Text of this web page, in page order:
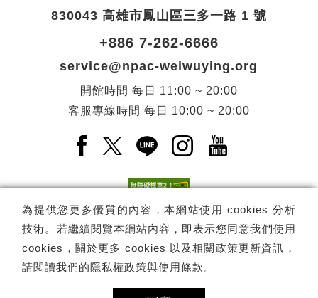
為提供您更多優質的內容，本網站使用 cookies 分析
技術。若繼續閱覽本網站內容，即表示您同意我們使用
cookies，關於更多 cookies 以及相關政策更新資訊，
請閱讀我們的隱私權政策與使用條款 。
830043 高雄市鳳山區三多一路 1 號
+886 7-262-6666
service@npac-weiwuying.org
開館時間 每日
11:00 ~ 20:00
客服專線時間 每日 10:00 ~ 20:00
Facebook(另開新視窗)
X(另開新視窗)
LINE(另開新視窗)
Instagram(另開新視
YouTube(另開
電子報訂閱 訂閱
Copyright © 國家表演藝術中心 -衛武營國家藝術文化中心